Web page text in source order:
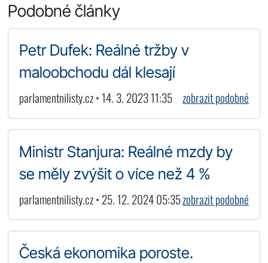
Podobné články
Petr Dufek: Reálné tržby v
maloobchodu dál klesají
parlamentnilisty.cz • 14. 3. 2023 11:35 zobrazit podobné
Ministr Stanjura: Reálné mzdy by
se měly zvýšit o více než 4 %
parlamentnilisty.cz • 25. 12. 2024 05:35zobrazit podobné
Česká ekonomika poroste.